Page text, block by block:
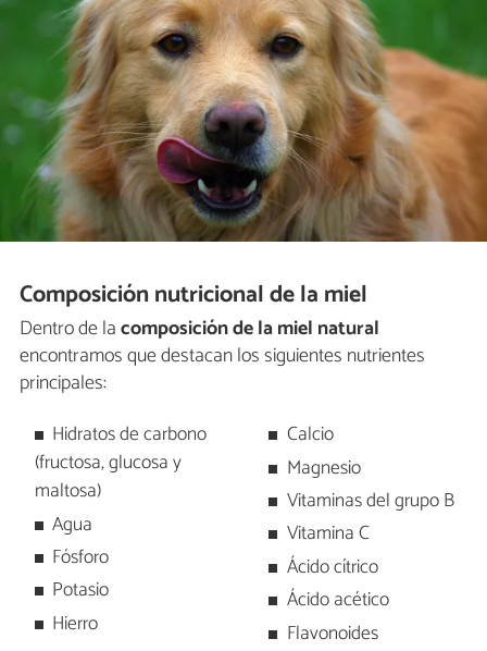
Composición nutricional de la miel
Dentro de lacomposición de la miel natural
encontramos que destacan los siguientes nutrientes
principales:
Hidratos de carbono
(fructosa, glucosa y
maltosa)
Agua
Fósforo
Potasio
Hierro
Calcio
Magnesio
Vitaminas del grupo B
Vitamina C
Ácido cítrico
Ácido acético
Flavonoides